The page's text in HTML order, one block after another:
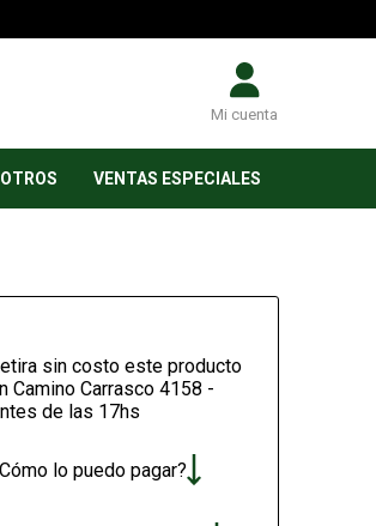
Mi cuenta
VENTAS ESPECIALES
sin costo este producto
Camino Carrasco 4158 -
de las 17hs
lo puedo pagar?